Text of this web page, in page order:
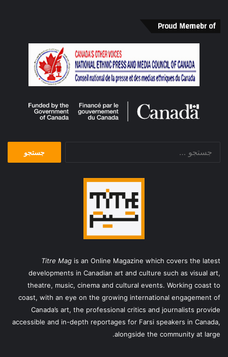
Proud Memebr of
Titre Mag is an Online Magazine which covers the latest
developments in Canadian art and culture such as visual art,
theatre, music, cinema and cultural events. Working coast to
coast, with an eye on the growing international engagement of
Canada’s art, the professional critics and journalists provide
accessible and in-depth reportages for Farsi speakers in Canada,
alongside the community at large.